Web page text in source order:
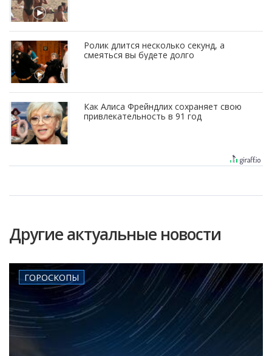
Ролик длится несколько секунд, а
смеяться вы будете долго
Как Алиса Фрейндлих сохраняет свою
привлекательность в 91 год
Другие актуальные новости
ГОРОСКОПЫ